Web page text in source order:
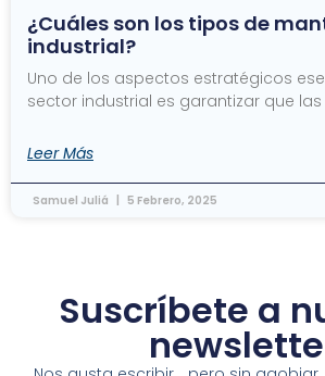
¿Cuáles son los tipos de
industrial?
Uno de los aspectos estratégicos
sector industrial es garantizar que las
Leer Más
Samuel Juliá 5 Febrero, 2025
Suscríbete a